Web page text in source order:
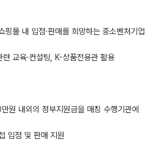
핑몰 내 입점·판매를 희망하는 중소벤처기업
교육·컨설팅, K-상품전용관 활용
원 내외의 정부지원금을 매칭 수행기관에
입점 및 판매 지원